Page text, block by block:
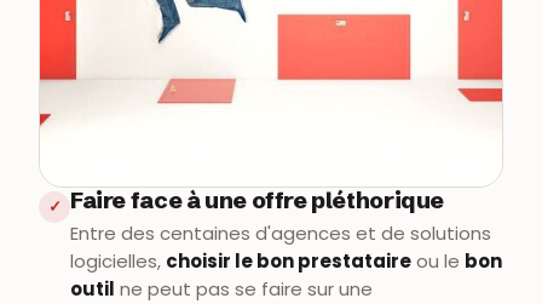
✓ Faire face à une offre pléthorique
Entre des centaines d'agences et de solutions
logicielles, choisir le bon prestataireou le bon
outil ne peut pas se faire sur une